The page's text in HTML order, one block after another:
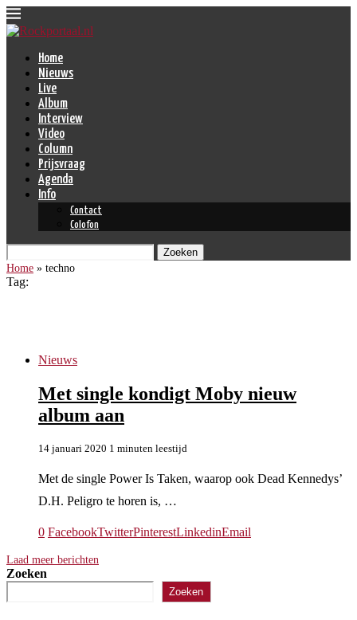
Home
Nieuws
Live
Album
Interview
Video
Column
Prijsvraag
Agenda
Info
Contact
Colofon
Zoeken
Home » techno
Tag:
Nieuws
Met single kondigt Moby nieuw
album aan
14 januari 2020 1 minuten leestijd
Met de single Power Is Taken, waarop ook Dead Kennedys’
D.H. Peligro te horen is, …
0 FacebookTwitterPinterestLinkedinEmail
Laad meer berichten
Zoeken
Zoeken